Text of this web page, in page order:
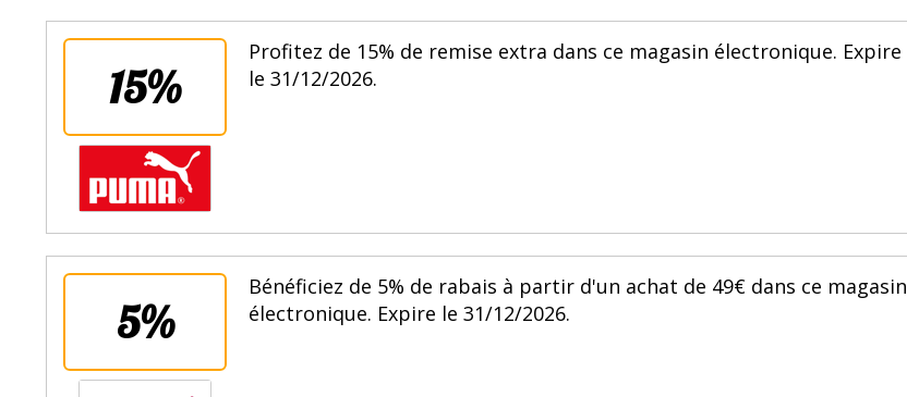
15%
Profitez de 15% de remise extra dans ce magasin électronique. Expire
le 31/12/2026.
5%
Bénéficiez de 5% de rabais à partir d'un achat de 49€ dans ce magasin
électronique. Expire le 31/12/2026.